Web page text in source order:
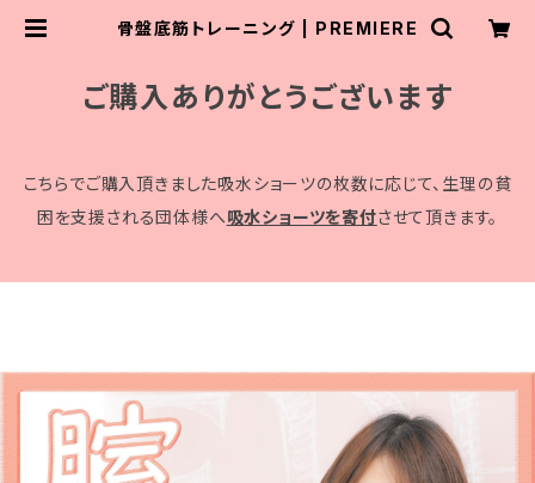
骨盤底筋トレーニング | PREMIERE
ご購入ありがとうございます
こちらでご購入頂きました吸水ショーツの枚数に応じて、生理の貧
困を支援される団体様へ吸水ショーツを寄付させて頂きます。